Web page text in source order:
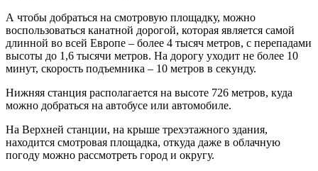
А чтобы добраться на смотровую площадку, можно
воспользоваться канатной дорогой, которая является самой
длинной во всей Европе – более 4 тысяч метров, с перепадами
высоты до 1,6 тысячи метров. На дорогу уходит не более 10
минут, скорость подъемника – 10 метров в секунду.
Нижняя станция располагается на высоте 726 метров, куда
можно добраться на автобусе или автомобиле.
На Верхней станции, на крыше трехэтажного здания,
находится смотровая площадка, откуда даже в облачную
погоду можно рассмотреть город и округу.